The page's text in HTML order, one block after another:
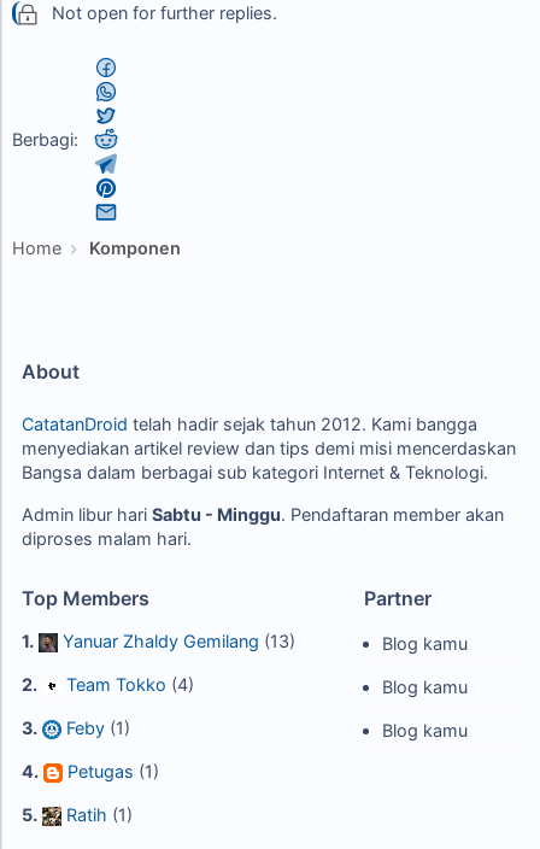
Not open for further replies.
Berbagi:
Home Komponen
About
CatatanDroid telah hadir sejak tahun 2012. Kami bangga
menyediakan artikel review dan tips demi misi mencerdaskan
Bangsa dalam berbagai sub kategori Internet & Teknologi.
Admin libur hari Sabtu - Minggu. Pendaftaran member akan
diproses malam hari.
Top Members
1. Yanuar Zhaldy Gemilang (13)
2. Team Tokko (4)
3. Feby(1)
4. Petugas (1)
5. Ratih (1)
Partner
Blog kamu
Blog kamu
Blog kamu